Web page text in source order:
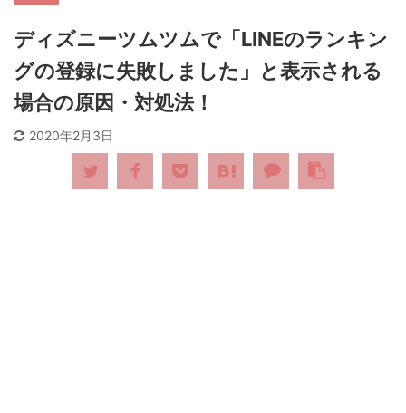
ディズニーツムツムで「LINEのランキン
グの登録に失敗しました」と表示される
場合の原因・対処法！
2020年2月3日